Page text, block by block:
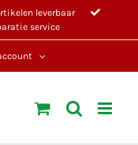
leverbaar
service